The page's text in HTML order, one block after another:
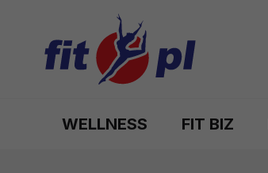
WELLNESS FIT BIZ